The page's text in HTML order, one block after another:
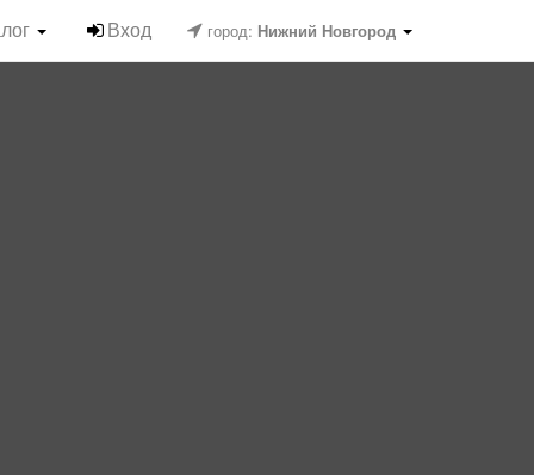
город: Нижний Новгород
Вход